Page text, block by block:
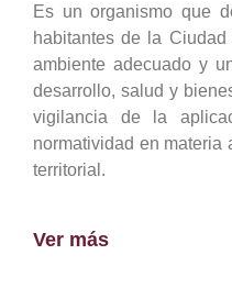
Es un organismo que
habitantes de la
ambiente adecuado y
desarrollo, salud y
vigilancia de la
normatividad en materia
territorial.
Ver más